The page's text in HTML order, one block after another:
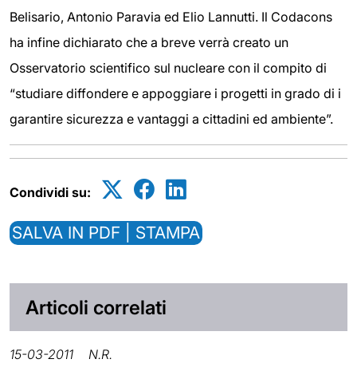
Belisario, Antonio Paravia ed Elio Lannutti. Il Codacons
ha infine dichiarato che a breve verrà creato un
Osservatorio scientifico sul nucleare con il compito di
“studiare diffondere e appoggiare i progetti in grado di i
garantire sicurezza e vantaggi a cittadini ed ambiente”.
Condividi su:
SALVA IN PDF | STAMPA
Articoli correlati
15-03-2011 N.R.